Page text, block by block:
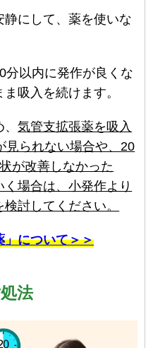
にして、薬を使いな
分以内に発作が良くな
吸入を続けます。
、気管支拡張薬を吸入
見られない場合や、20
が改善しなかった
場合は、小発作より
討してください。
について＞＞
法